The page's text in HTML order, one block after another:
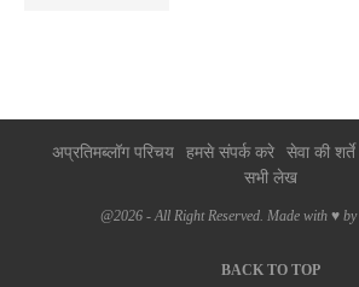
अप्रतिमब्लॉग परिचय हमसे संपर्क करे सेवा की शर्ते
सभी लेख
@2026 - All Right Reserved. Made with ♥ by
BACK TO TOP